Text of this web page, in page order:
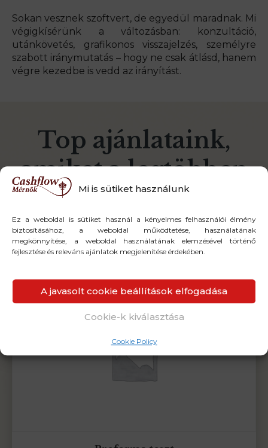
Mi is sütiket használunk
Ez a weboldal is sütiket használ a kényelmes felhasználói élmény
biztosításához, a weboldal működtetése, használatának
megkönnyítése, a weboldal használatának elemzésével történő
fejlesztése és releváns ajánlatok megjelenítése érdekében.
A javasolt cookie beállítások elfogadása
Cookie-k kiválasztása
Cookie Policy
Sokan vesznek szoftvert, de egyedül maradnak. Mi
végigkísérünk a változásban: konzultáció,
utánkövetés, grafikonos visszajelzés, személyre
szabott iránymutatás – hogy ne csak átlásd, hanem
végre kezedbe is vedd az irányítást.
Top ajánlataink,
amiket a legtöbben
visznek
Nézd meg, mibe kezdtek bele
a legtöbben